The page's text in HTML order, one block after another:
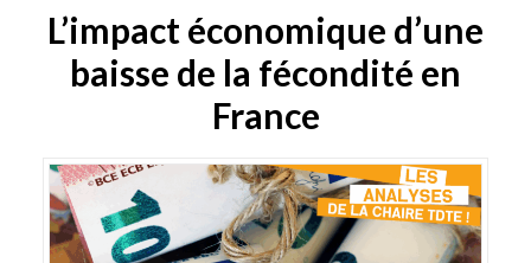
L’impact économique d’une
baisse de la fécondité en
France